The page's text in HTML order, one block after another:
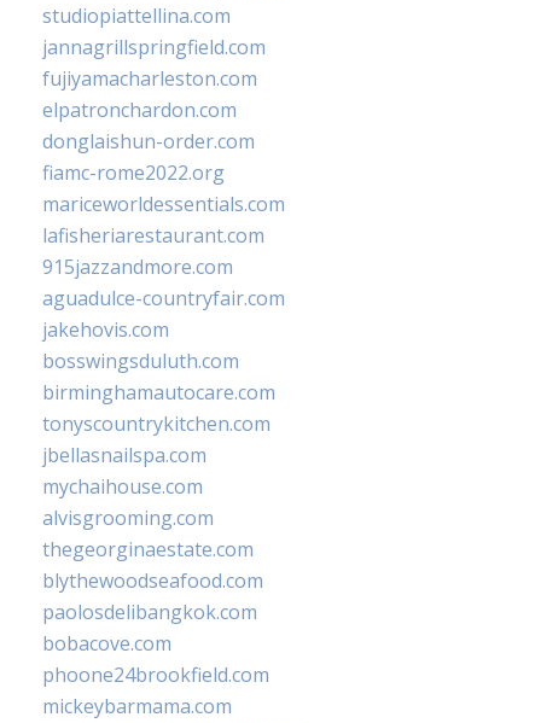
studiopiattellina.com
jannagrillspringfield.com
fujiyamacharleston.com
elpatronchardon.com
donglaishun-order.com
fiamc-rome2022.org
mariceworldessentials.com
lafisheriarestaurant.com
915jazzandmore.com
aguadulce-countryfair.com
jakehovis.com
bosswingsduluth.com
birminghamautocare.com
tonyscountrykitchen.com
jbellasnailspa.com
mychaihouse.com
alvisgrooming.com
thegeorginaestate.com
blythewoodseafood.com
paolosdelibangkok.com
bobacove.com
phoone24brookfield.com
mickeybarmama.com